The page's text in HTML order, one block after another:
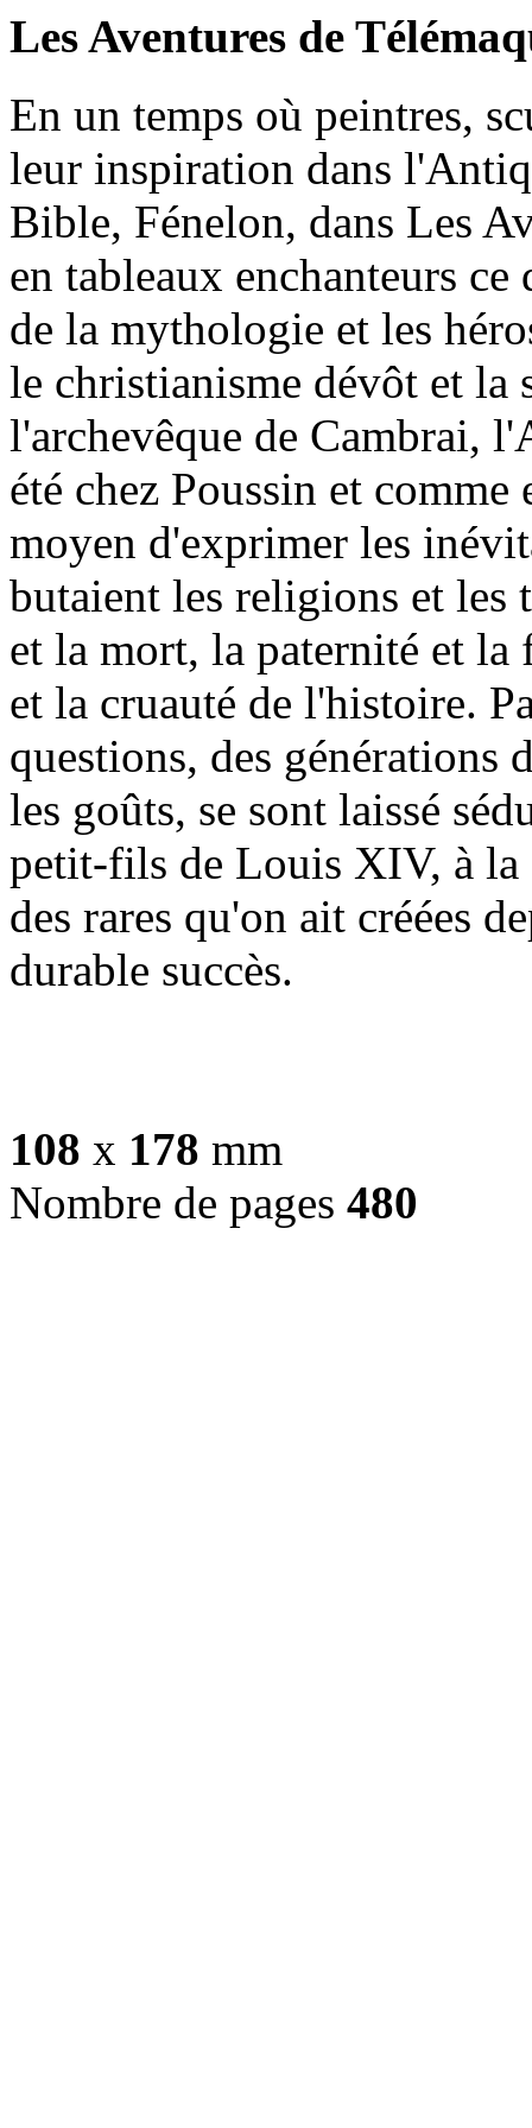
Les Aventures de
En un temps où peintres,
leur inspiration dans
Bible, Fénelon, dans Les
en tableaux enchanteurs
de la mythologie et les
le christianisme dévôt et
l'archevêque de Cambrai,
été chez Poussin et
moyen d'exprimer les
butaient les religions et
et la mort, la paternité et
et la cruauté de l'histoire.
questions, des générations
les goûts, se sont laissé
petit-fils de Louis XIV, à la
des rares qu'on ait créées
durable succès.
108 x 178 mm
Nombre de pages 480